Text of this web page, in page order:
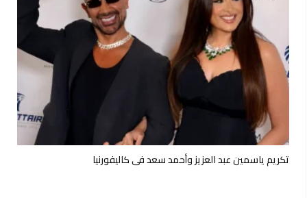
تكريم ياسمين عبد العزيز وأحمد سعد فى كاليفورنيا